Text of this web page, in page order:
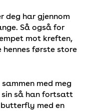
deg har gjennom
Så også for
mot kreften,
første store
med meg
så han fortsatt
butterfly med en